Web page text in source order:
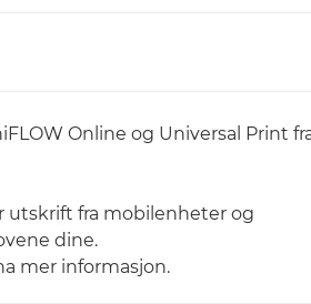
Online og Universal Print
utskrift fra mobilenheter og
dine.
mer informasjon.